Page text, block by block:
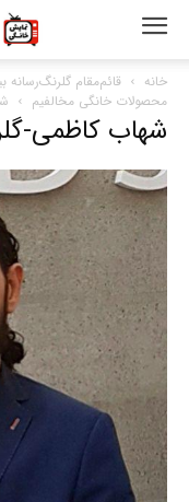
خانه
قائم‌مقام گلرنگ‌رسانه
محصولات خانگی مخالفیم
شهاب کاظمی-